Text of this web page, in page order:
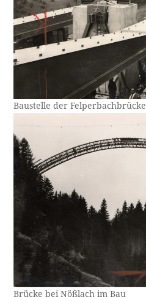
Baustelle der Felperbachbrücke
Brücke bei Nößlach im Bau